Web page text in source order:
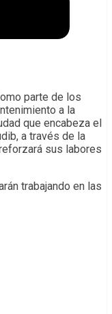
parte de los
a la
que encabeza el
a través de la
sus labores
trabajando en las